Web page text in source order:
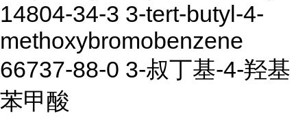
14804-34-3 3-tert-butyl-4-
methoxybromobenzene
66737-88-0 3-叔丁基-4-羟基
苯甲酸